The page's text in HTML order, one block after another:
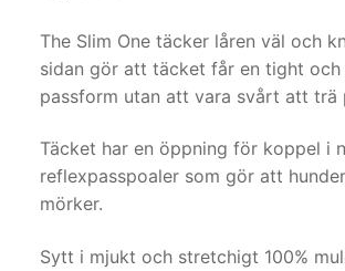
The Slim One täcker låren väl och
sidan gör att täcket får en tight
passform utan att vara svårt att trä
Täcket har en öppning för koppel i
reflexpasspoaler som gör att
mörker.
Sytt i mjukt och stretchigt 100%